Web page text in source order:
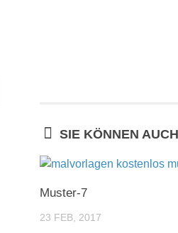
SIE KÖNNEN
Muster-7
23 FEB, 2017